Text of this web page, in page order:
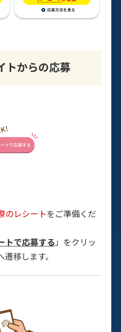
トからの応募
のレシートをご準備くだ
トで応募する」をクリッ
移します。